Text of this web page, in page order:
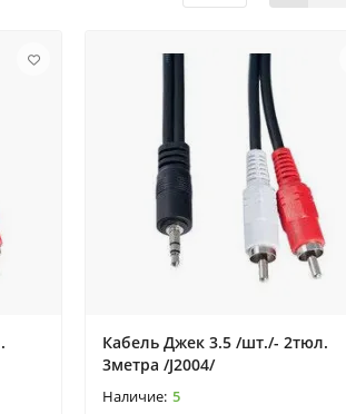
Кабель Джек 3.5 /шт./- 2тюл.
3метра /J2004/
5